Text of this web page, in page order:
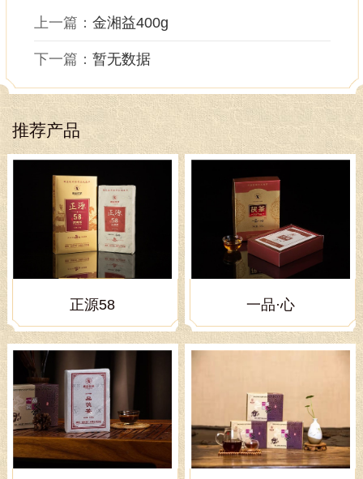
上一篇：金湘益400g
下一篇：暂无数据
推荐产品
正源58 一品·心